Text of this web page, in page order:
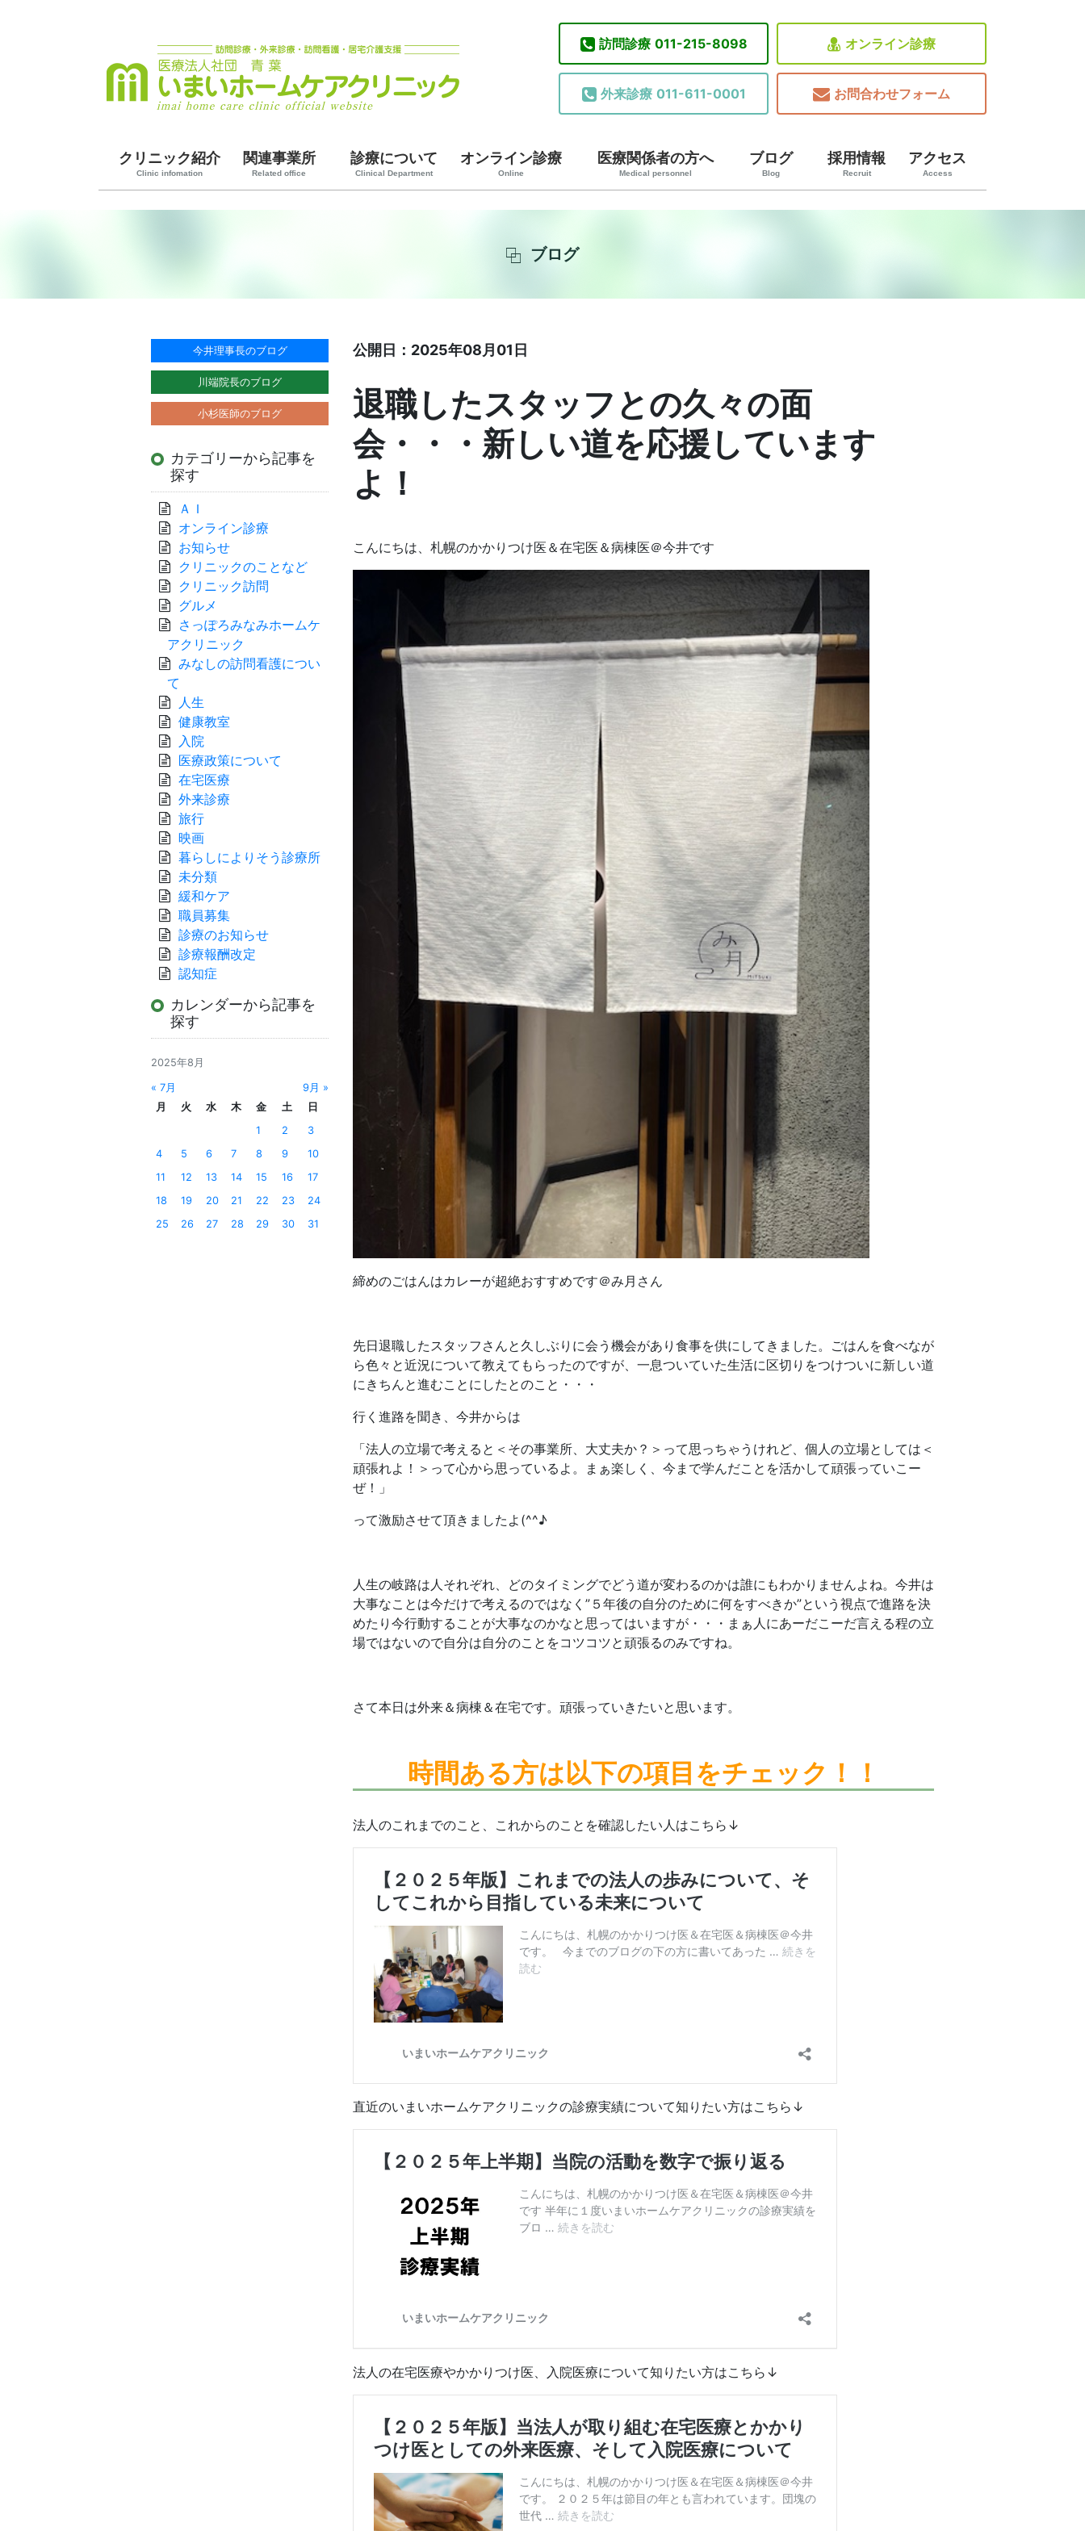
訪問診療 011-215-8098
外来診療 011-611-0001
オンライン診療
お問合わせフォーム
クリニック紹介
Clinic infomation
関連事業所
Related office
診療について
Clinical Department
オンライン診療
Online
医療関係者の方へ
Medical personnel
ブログ
Blog
採用情報
Recruit
アクセス
Access
ブログ
公開日：2025年08月01日
退職したスタッフとの久々の面
会・・・新しい道を応援しています
よ！
こんにちは、札幌のかかりつけ医＆在宅医＆病棟医＠今井です
締めのごはんはカレーが超絶おすすめです＠み月さん
先日退職したスタッフさんと久しぶりに会う機会があり食事を供にしてきました。ごはんを食べなが
ら色々と近況について教えてもらったのですが、一息ついていた生活に区切りをつけついに新しい道
にきちんと進むことにしたとのこと・・・
行く進路を聞き、今井からは
「法人の立場で考えると＜その事業所、大丈夫か？＞って思っちゃうけれど、個人の立場としては＜
頑張れよ！＞って心から思っているよ。まぁ楽しく、今まで学んだことを活かして頑張っていこー
ぜ！」
って激励させて頂きましたよ(^^♪
人生の岐路は人それぞれ、どのタイミングでどう道が変わるのかは誰にもわかりませんよね。今井は
大事なことは今だけで考えるのではなく”５年後の自分のために何をすべきか”という視点で進路を決
めたり今行動することが大事なのかなと思ってはいますが・・・まぁ人にあーだこーだ言える程の立
場ではないので自分は自分のことをコツコツと頑張るのみですね。
さて本日は外来＆病棟＆在宅です。頑張っていきたいと思います。
時間ある方は以下の項目をチェック！！
法人のこれまでのこと、これからのことを確認したい人はこちら↓
直近のいまいホームケアクリニックの診療実績について知りたい方はこちら↓
法人の在宅医療やかかりつけ医、入院医療について知りたい方はこちら↓
今井理事長のブログ
川端院長のブログ
小杉医師のブログ
カテゴリーから記事を
探す
ＡＩ
オンライン診療
お知らせ
クリニックのことなど
クリニック訪問
グルメ
さっぽろみなみホームケ
アクリニック
みなしの訪問看護につい
て
人生
健康教室
入院
医療政策について
在宅医療
外来診療
旅行
映画
暮らしによりそう診療所
未分類
緩和ケア
職員募集
診療のお知らせ
診療報酬改定
認知症
カレンダーから記事を
探す
2025年8月
« 7月
9月 »
月
火 水 木 金 土
日
1
2
3
4
5 6 7 8 9
10
11
12 13 14 15 16
17
18
19 20 21 22 23
24
25
26 27 28 29 30 31